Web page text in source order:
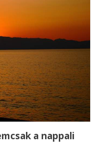
a nappali